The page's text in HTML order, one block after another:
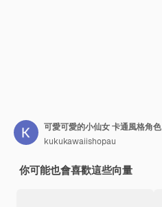
可愛可愛的小仙女 卡通風格角色
kukukawaiishopau
你可能也會喜歡這些向量